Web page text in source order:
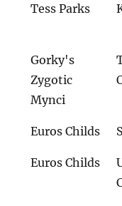
Tess Parks
Gorky's
Zygotic
Mynci
Euros Childs
Euros Childs